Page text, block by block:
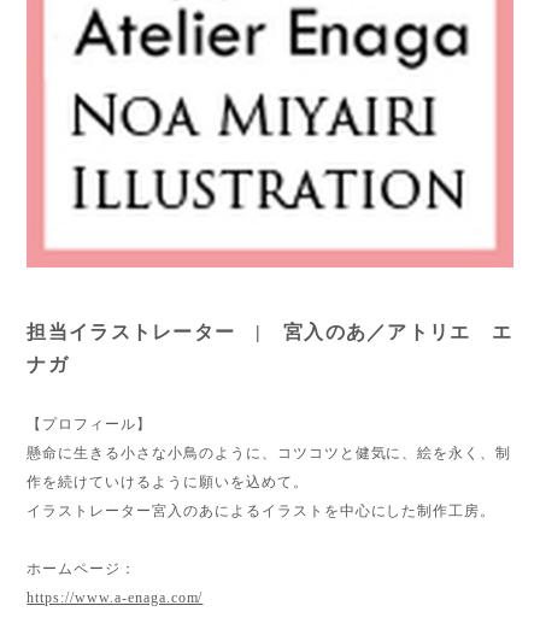
担当イラストレーター | 宮入のあ／アトリエ エ
ナガ
【プロフィール】
懸命に生きる小さな小鳥のように、コツコツと健気に、絵を永く、制
作を続けていけるように願いを込めて。
イラストレーター宮入のあによるイラストを中心にした制作工房。
ホームページ：
https://www.a-enaga.com/